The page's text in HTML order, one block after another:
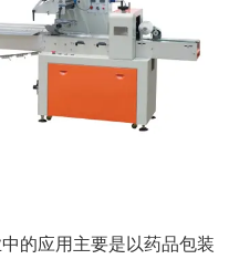
的应用主要是以药品包装